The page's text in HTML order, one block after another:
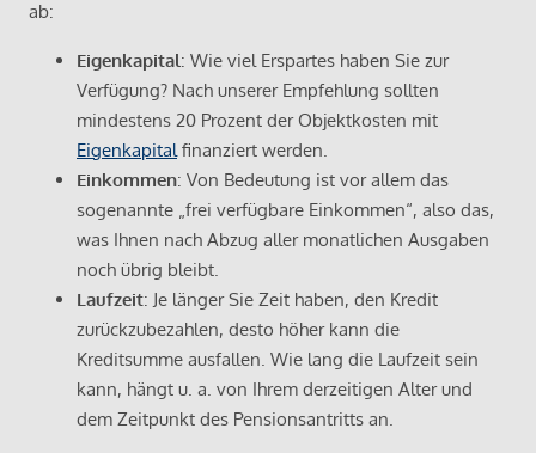
ab:
Eigenkapital: Wie viel Erspartes haben Sie zur
Verfügung? Nach unserer Empfehlung sollten
mindestens 20 Prozent der Objektkosten mit
Eigenkapital finanziert werden.
Einkommen: Von Bedeutung ist vor allem das
sogenannte „frei verfügbare Einkommen“, also das,
was Ihnen nach Abzug aller monatlichen Ausgaben
noch übrig bleibt.
Laufzeit: Je länger Sie Zeit haben, den Kredit
zurückzubezahlen, desto höher kann die
Kreditsumme ausfallen. Wie lang die Laufzeit sein
kann, hängt u. a. von Ihrem derzeitigen Alter und
dem Zeitpunkt des Pensionsantritts an.